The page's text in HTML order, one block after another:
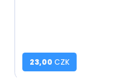
23,00 CZK